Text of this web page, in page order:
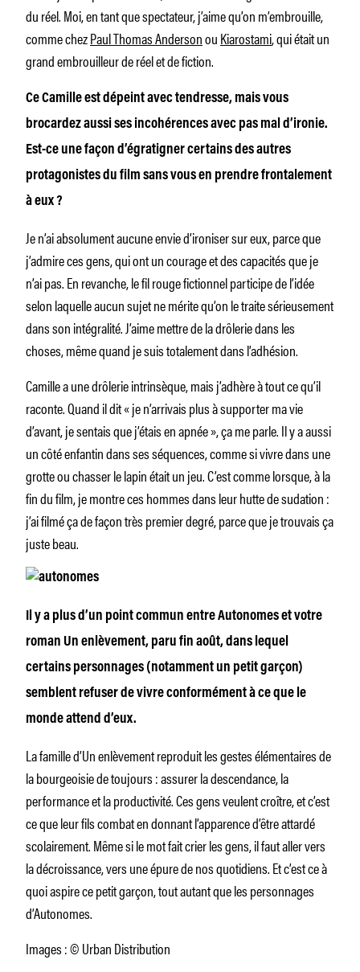
du réel. Moi, en tant que spectateur, j’aime qu’on m’embrouille,
comme chezPaul Thomas AndersonouKiarostami, qui était un
grand embrouilleur de réel et de fiction.
Ce Camille est dépeint avec tendresse, mais vous
brocardez aussi ses incohérences avec pas mal d’ironie.
Est-ce une façon d’égratigner certains des autres
protagonistes du film sans vous en prendre frontalement
à eux?
Jen’ai absolument aucune envie d’ironiser sur eux, parce que
j’admire ces gens, qui ont un courage et des capacités que je
n’ai pas. En revanche, le fil rouge fictionnel participe de l’idée
selon laquelle aucun sujet ne mérite qu’on le traite sérieusement
dans son intégralité. J’aime mettre de la drôlerie dans les
choses, même quand je suis totalement dans l’adhésion.
Camille a une drôlerie intrinsèque, mais j’adhère à tout ce qu’il
raconte. Quand il dit« je n’arrivais plus à supporter ma vie
d’avant, je sentais que j’étais en apnée », ça me parle. Il y a aussi
un côté enfantin dans ses séquences, comme si vivre dans une
grotte ou chasser le lapin était un jeu. C’est comme lorsque,à la
fin du film, je montre ces hommes dans leur hutte de sudation :
j’ai filmé ça de façon très premier degré, parce que je trouvais ça
juste beau.
Il y a plus d’un point commun entreAutonomeset votre
roman Un enlèvement, paru fin août, dans lequel
certains personnages (notamment un petit garçon)
semblent refuser de vivre conformément à ce que le
monde attend d’eux.
La famille d’Un enlèvementreproduit les gestes élémentaires de
la bourgeoisie de toujours : assurer la descendance, la
performance et la productivité. Ces gens veulent croître, et c’est
ce que leur fils combat en donnant l’apparence d’être attardé
scolairement. Même si le mot fait crier les gens, il faut aller vers
la décroissance, vers une épure de nos quotidiens. Et c’est ce à
quoi aspire ce petit garçon, tout autant que les personnages
d’Autonomes.
Images : © Urban Distribution